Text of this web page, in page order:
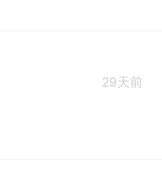
29天前